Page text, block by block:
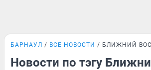
БАРНАУЛ ВСЕ НОВОСТИ БЛИЖНИЙ
Новости по тэгу